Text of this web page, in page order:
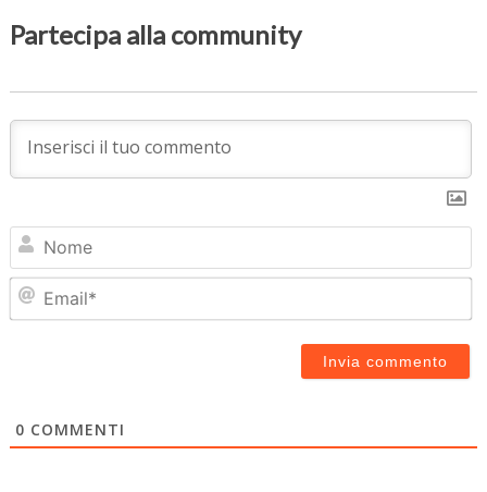
Partecipa alla community
0 COMMENTI